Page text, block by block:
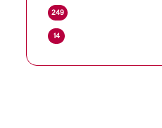
249
14